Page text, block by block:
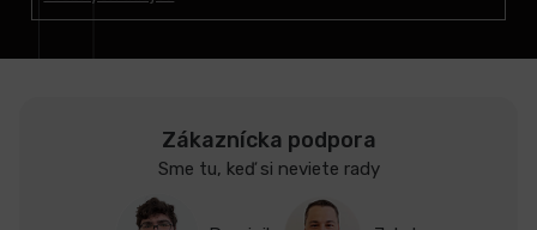
Zákaznícka podpora
Sme tu, keď si neviete rady